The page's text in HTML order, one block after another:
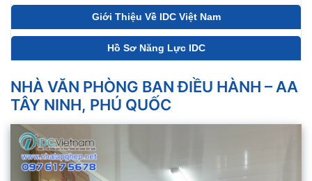
Giới Thiệu Về IDC Việt Nam
Hồ Sơ Năng Lực IDC
NHÀ VĂN PHÒNG BAN ĐIỀU HÀNH – AA
TÂY NINH, PHÚ QUỐC